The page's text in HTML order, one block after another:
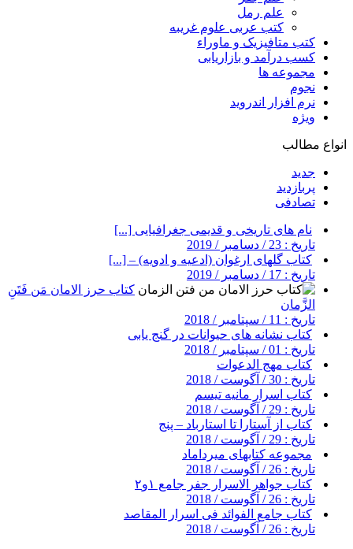
علم رمل
کتب عربی علوم غریبه
کتب متافیزیک و ماوراء
کسب درآمد و بازاریابی
مجموعه ها
نجوم
نرم افزار اندروید
ویژه
انواع مطالب
جدید
پربازدید
تصادفی
نام های تاریخی و قدیمی جغرافیایی [...]
تاریخ : 23 / دسامبر / 2019
کتاب گلهای ارغوان (ادعیه و ادویه) – [...]
تاریخ : 17 / دسامبر / 2019
کتاب حرز الامان مَن فَتَنِ
الزَّمان
تاریخ : 11 / سپتامبر / 2018
کتاب نشانه های حیوانات در گنج یابی
تاریخ : 01 / سپتامبر / 2018
کتاب مهج الدعوات
تاریخ : 30 / آگوست / 2018
کتاب اسرار مانیه تیسم
تاریخ : 29 / آگوست / 2018
کتاب از آستارا تا استارباد – پنج
تاریخ : 29 / آگوست / 2018
مجموعه کتابهای میرداماد
تاریخ : 26 / آگوست / 2018
کتاب جواهر الاسرار جفر جامع ۱و۲
تاریخ : 26 / آگوست / 2018
کتاب جامع الفوائد فی اسرار المقاصد
تاریخ : 26 / آگوست / 2018